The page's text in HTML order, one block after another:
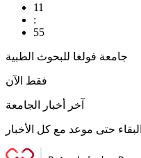
11
:
55
جامعة فولغا للبحوث الطبية
فقط الآن
آخر أخبار الجامعة